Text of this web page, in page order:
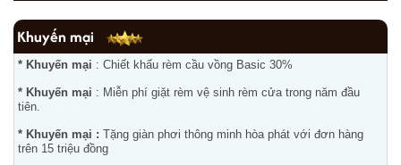
Khuyến mại
* Khuyến mại : Chiết khấu rèm cầu vồng Basic 30%
* Khuyến mại : Miễn phí giặt rèm vệ sinh rèm cửa trong năm đầu
tiên.
* Khuyến mại : Tặng giàn phơi thông minh hòa phát với đơn hàng
trên 15 triệu đồng